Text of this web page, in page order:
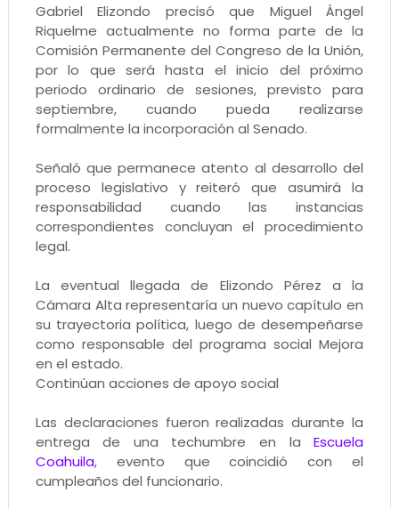
Gabriel Elizondo precisó que Miguel Ángel
Riquelme actualmente no forma parte de la
Comisión Permanente del Congreso de la Unión,
por lo que será hasta el inicio del próximo
periodo ordinario de sesiones, previsto para
septiembre, cuando pueda realizarse
formalmente la incorporación al Senado.
Señaló que permanece atento al desarrollo del
proceso legislativo y reiteró que asumirá la
responsabilidad cuando las instancias
correspondientes concluyan el procedimiento
legal.
La eventual llegada de Elizondo Pérez a la
Cámara Alta representaría un nuevo capítulo en
su trayectoria política, luego de desempeñarse
como responsable del programa social Mejora
en el estado.
Continúan acciones de apoyo social
Las declaraciones fueron realizadas durante la
entrega de una techumbre en laEscuela
Coahuila, evento que coincidió con el
cumpleaños del funcionario.